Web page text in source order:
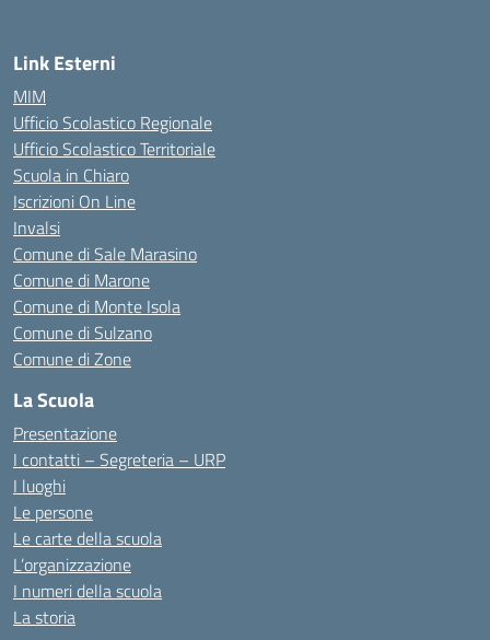
Link Esterni
MIM
Ufficio Scolastico Regionale
Ufficio Scolastico Territoriale
Scuola in Chiaro
Iscrizioni On Line
Invalsi
Comune di Sale Marasino
Comune di Marone
Comune di Monte Isola
Comune di Sulzano
Comune di Zone
La Scuola
Presentazione
I contatti – Segreteria – URP
I luoghi
Le persone
Le carte della scuola
L’organizzazione
I numeri della scuola
La storia